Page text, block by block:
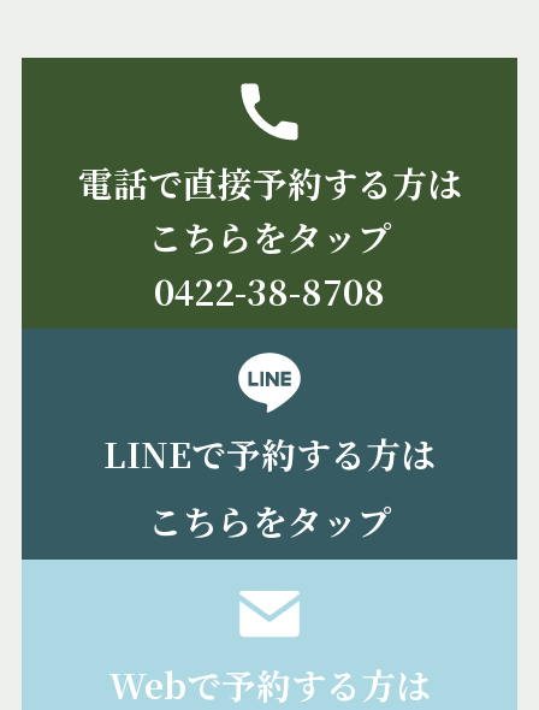
電話で直接予約する方は
こちらをタップ
0422-38-8708
LINEで予約する方は
こちらをタップ
Webで予約する方は